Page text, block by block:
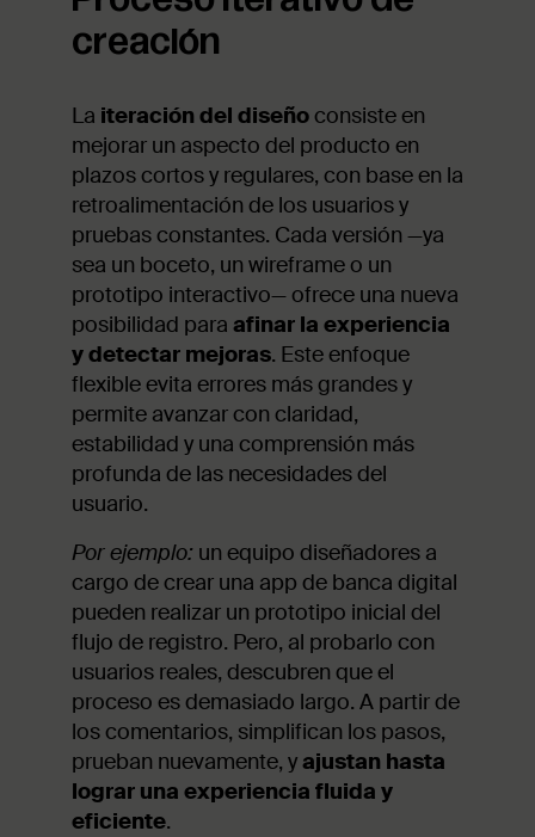
creación
La iteración del diseñoconsiste en
mejorar un aspecto del producto en
plazos cortos y regulares, con base en la
retroalimentación de los usuarios y
pruebas constantes. Cada versión —ya
sea un boceto, un wireframe o un
prototipo interactivo— ofrece una nueva
posibilidad para afinar la experiencia
y detectar mejoras. Este enfoque
flexible evita errores más grandes y
permite avanzar con claridad,
estabilidad y una comprensión más
profunda de las necesidades del
usuario.
Por ejemplo: un equipo diseñadores a
cargo de crear una app de banca digital
pueden realizar un prototipo inicial del
flujo de registro. Pero, al probarlo con
usuarios reales, descubren que el
proceso es demasiado largo. A partir de
los comentarios, simplifican los pasos,
prueban nuevamente, yajustan hasta
lograr una experiencia fluida y
eficiente.